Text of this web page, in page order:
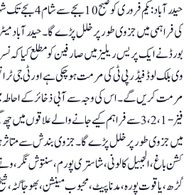
حیدرآباد: یکم
کی فراہمی میں جزوی طور پر خلل پڑے گا۔ حیدرآباد
مرمت کریں گے۔اس کی وجہ سے آبی ذخائر کے احاطہ
فیز-1، 2، 3 سے فراہم کیے جانے والے علاقوں
میں جزوی طور پر خلل پڑے گا۔ جزوی بندش سے متاثر
کشن باغ، الجبیل کالونی، شاستری پورم، سنتوش نگر،
گڑھ، یاقوت پورہ، مدنا پیٹ، محبوب مینشن، بھوجا گٹہ،